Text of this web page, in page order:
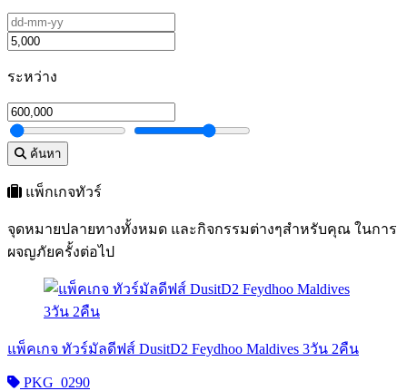
ระหว่าง
ค้นหา
แพ็กเกจทัวร์
จุดหมายปลายทางทั้งหมด และกิจกรรมต่างๆสำหรับคุณ ในการ
ผจญภัยครั้งต่อไป
แพ็คเกจ ทัวร์มัลดีฟส์ DusitD2 Feydhoo Maldives 3วัน 2คืน
PKG_0290